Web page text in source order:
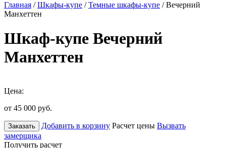
Главная /Шкафы-купе /Темные шкафы-купе / Вечерний
Манхеттен
Шкаф-купе Вечерний
Манхеттен
Цена:
от 45 000 руб.
Заказать Добавить в корзину Расчет цены Вызвать
замерщика
Получить расчет